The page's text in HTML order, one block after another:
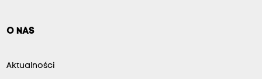
O NAS
Aktualności